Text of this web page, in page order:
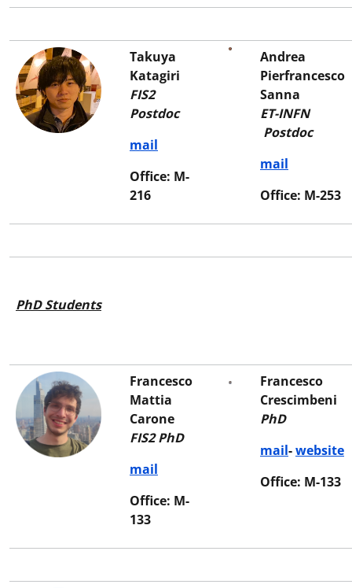
Takuya
Katagiri
FIS2
Postdoc
mail
Office: M-
216
Andrea
Pierfrancesco
Sanna
ET-INFN
Postdoc
mail
Office: M-253
PhD Students
Francesco
Mattia
Carone
FIS2 PhD
mail
Office: M-
133
Francesco
Crescimbeni
PhD
mail-website
Office: M-133